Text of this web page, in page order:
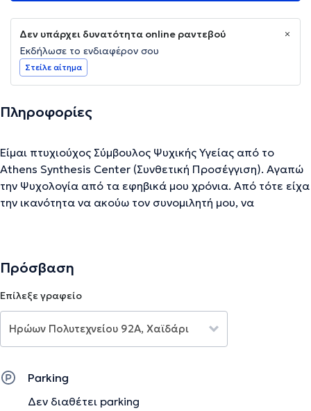
Δεν υπάρχει δυνατότητα online ραντεβού
Εκδήλωσε το ενδιαφέρον σου
Στείλε αίτημα
Πληροφορίες
Είμαι πτυχιούχος Σύμβουλος Ψυχικής Υγείας από το
Athens Synthesis Center (Συνθετική Προσέγγιση). Αγαπώ
την Ψυχολογία από τα εφηβικά μου χρόνια. Από τότε είχα
την ικανότητα να ακούω τον συνομιλητή μου, να
τα εξασκώ μέσα από το επάγγελμά μου. Εκτός από τους
κτλ), έχω εξειδικεύσεις και στα εξής: Βιβλιοθεραπεία :
Βιβλιοθεραπεία. Έχω επίσης διαβάσει +1200 βιβλία.
σχετίζονται με τα επιμέρους ζητήματα του κάθε πελάτη.
Οικονομική Συμβουλευτική: Το πρώτο μου πτυχίο είναι
Λογιστικής από το ΑΤΕΙ Πειραιά. Πρσφέρω συμβουλές
Πρόσβαση
Επίλεξε γραφείο
Parking
Δεν διαθέτει parking